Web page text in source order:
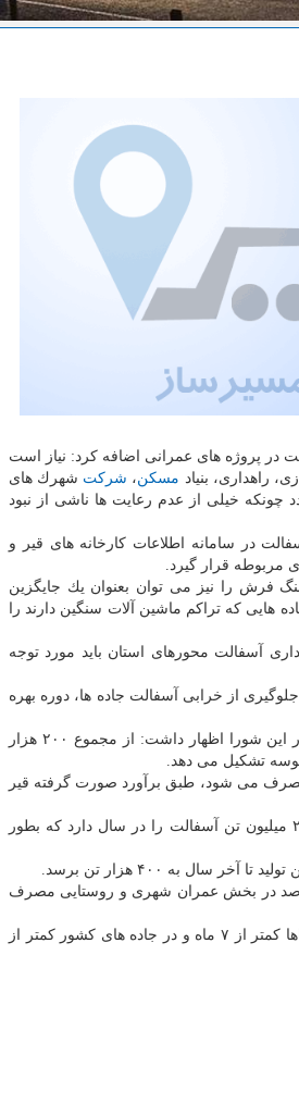
در پروژه های عمرانی اضافه كرد: نیاز است
راهداری، بنیاد مسكن، شركت شهرك های
چونكه خیلی از عدم رعایت ها ناشی از نبود
در سامانه اطلاعات كارخانه های قیر و
مربوطه قرار گیرد.
فرش را نیز می توان بعنوان یك جایگزین
هایی كه تراكم ماشین آلات سنگین دارند را
آسفالت محورهای استان باید مورد توجه
از خرابی آسفالت جاده ها، دوره بهره
به گزارش مسیرساز به نقل از ایسنا، رئیس سازمان مدیریت و برنامه ریزی استان مركزی نیز در این شورا اظهار داشت: از مجموع ۲۰۰ هزار
و ۶ میلیون تن قیر در كشور تولید و مصرف می شود، طبق برآورد صورت گرفته قیر
رئیس سازمان مدیریت و برنامه ریزی استان مركزی اشاره كرد: استان مركزی ظرفیت تولید ۲.۵ میلیون تن آسفالت را در سال دارد كه بطور
افزود: حدود ۳۵ درصد آسفالت مصرفی استان در بخش راه ها و جاده های استان و ۶۵ درصد در بخش عمران شهری و روستایی مصرف
رئیس سازمان مدیریت و برنامه ریزی استان مركزی افزود: عمر مفید آسفالت در شهرها و روستاها كمتر از ۷ ماه و در جاده های كشور كمتر از